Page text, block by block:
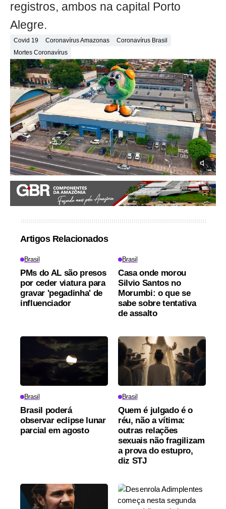
registros, ambos na capital Porto
Alegre.
Covid 19 Coronavírus Amazonas
Coronavírus Brasil
Mortes Coronavírus
Artigos Relacionados
Brasil
PMs do AL são presos
por ceder viatura para
gravar 'pegadinha' de
influenciador
Brasil
Casa onde morou
Silvio Santos no
Morumbi: o que se
sabe sobre tentativa
de assalto
Brasil
Brasil poderá
observar eclipse lunar
parcial em agosto
Brasil
Quem é julgado é o
réu, não a vítima:
outras relações
sexuais não fragilizam
a prova do estupro,
diz STJ